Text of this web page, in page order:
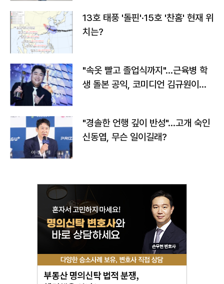
13호 태풍 '돌핀'·15호 '찬홈' 현재 위
치는?
"속옷 빨고 졸업식까지"…근육병 학
생 돌본 공익, 코미디언 김규원이었
"경솔한 언행 깊이 반성"…고개 숙인
신동엽, 무슨 일이길래?